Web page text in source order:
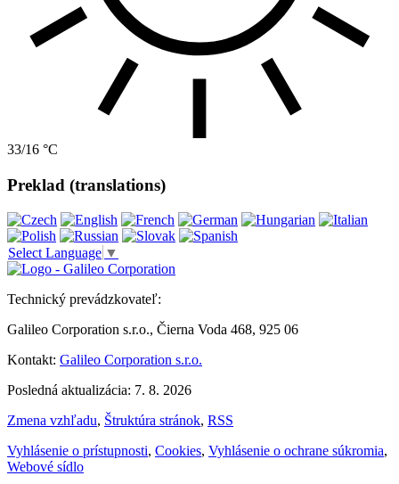
33/16 °C
Preklad (translations)
Select Language ▼
Technický prevádzkovateľ:
Galileo Corporation s.r.o., Čierna Voda 468, 925 06
Kontakt: Galileo Corporation s.r.o.
Posledná aktualizácia: 7. 8. 2026
Zmena vzhľadu, Štruktúra stránok, RSS
Vyhlásenie o prístupnosti, Cookies, Vyhlásenie o ochrane súkromia,
Webové sídlo